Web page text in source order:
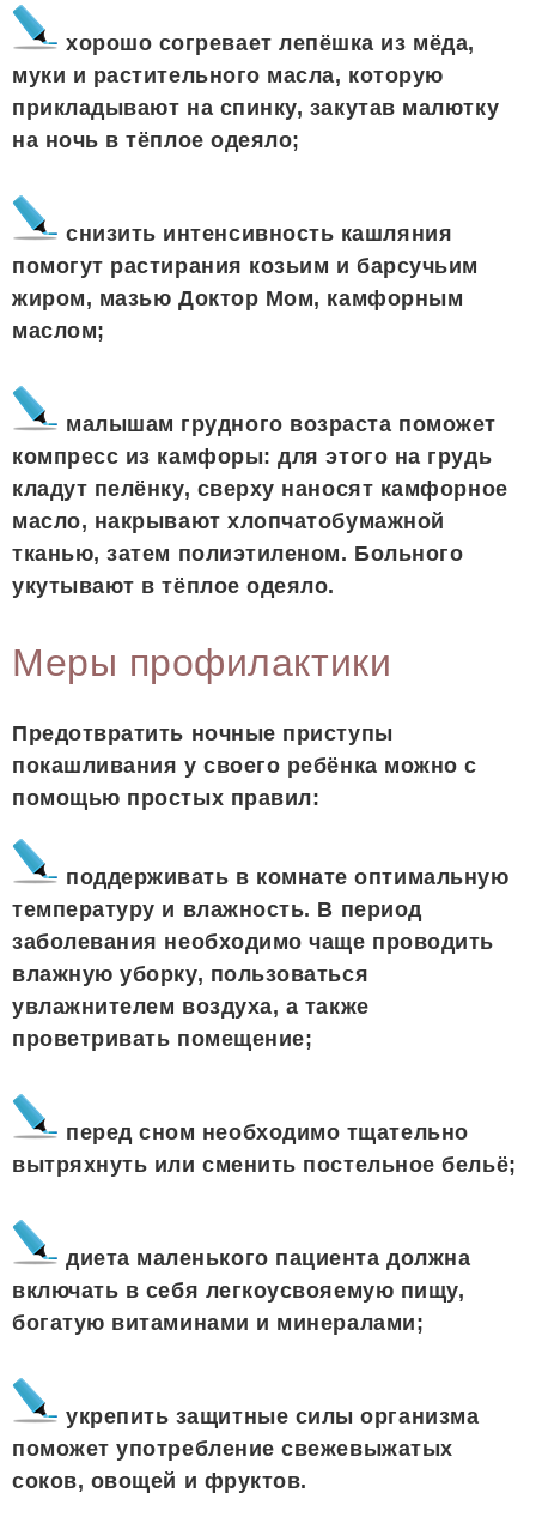
хорошо согревает лепёшка из мёда,
муки и растительного масла, которую
прикладывают на спинку, закутав малютку
на ночь в тёплое одеяло;
снизить интенсивность кашляния
помогут растирания козьим и барсучьим
жиром, мазью Доктор Мом, камфорным
маслом;
малышам грудного возраста поможет
компресс из камфоры: для этого на грудь
кладут пелёнку, сверху наносят камфорное
масло, накрывают хлопчатобумажной
тканью, затем полиэтиленом. Больного
укутывают в тёплое одеяло.
Меры профилактики
Предотвратить ночные приступы
покашливания у своего ребёнка можно с
помощью простых правил:
поддерживать в комнате оптимальную
температуру и влажность. В период
заболевания необходимо чаще проводить
влажную уборку, пользоваться
увлажнителем воздуха, а также
проветривать помещение;
перед сном необходимо тщательно
вытряхнуть или сменить постельное бельё;
диета маленького пациента должна
включать в себя легкоусвояемую пищу,
богатую витаминами и минералами;
укрепить защитные силы организма
поможет употребление свежевыжатых
соков, овощей и фруктов.